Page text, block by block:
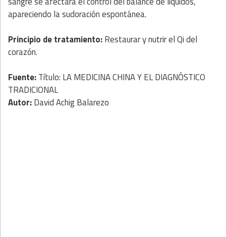
apareciendo la sudoración espontánea.
Principio de tratamiento:Restaurar y nutrir el Qi del
corazón.
Fuente:Título: LA MEDICINA CHINA Y EL DIAGNÓSTICO
TRADICIONAL
Autor:David Achig Balarezo